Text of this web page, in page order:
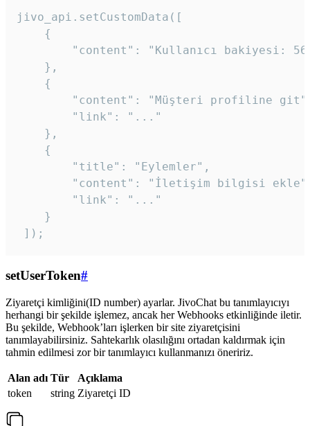
jivo_api.setCustomData([
    {
"content": "Kullanıcı bakiyesi:
    },
    {
"content": "Müşteri profiline
        "link": "..."
    },
    {
        "title": "Eylemler",
"content": "İletişim bilgisi
        "link": "..."
    }
]);
setUserToken#
Ziyaretçi kimliğini(ID number) ayarlar. JivoChat bu tanımlayıcıyı
herhangi bir şekilde işlemez, ancak her Webhooks etkinliğinde iletir.
Bu şekilde, Webhook’ları işlerken bir site ziyaretçisini
tanımlayabilirsiniz. Sahtekarlık olasılığını ortadan kaldırmak için
tahmin edilmesi zor bir tanımlayıcı kullanmanızı öneririz.
Alan adı Tür
Açıklama
token
string Ziyaretçi ID